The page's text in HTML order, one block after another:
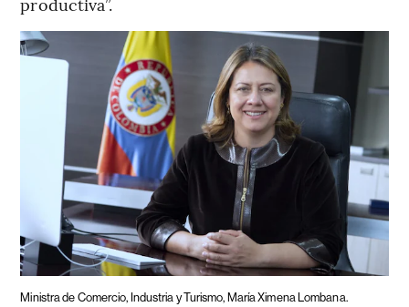
Ministra de Comercio, Industria y Turismo, María Ximena Lombana.